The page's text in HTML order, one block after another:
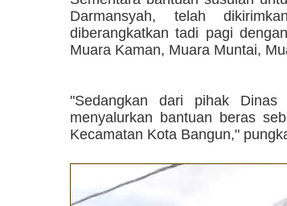
Darmansyah, telah
diberangkatkan tadi pagi
Muara Kaman, Muara Muntai,
"Sedangkan dari pihak
menyalurkan bantuan beras
Kecamatan Kota Bangun,"